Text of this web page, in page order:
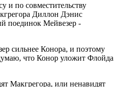
и по совместительству
Диллон Дэнис
поединок Мейвезер -
сильнее Конора, и поэтому
что Конор уложит Флойда
Макгрегора, или ненавидят